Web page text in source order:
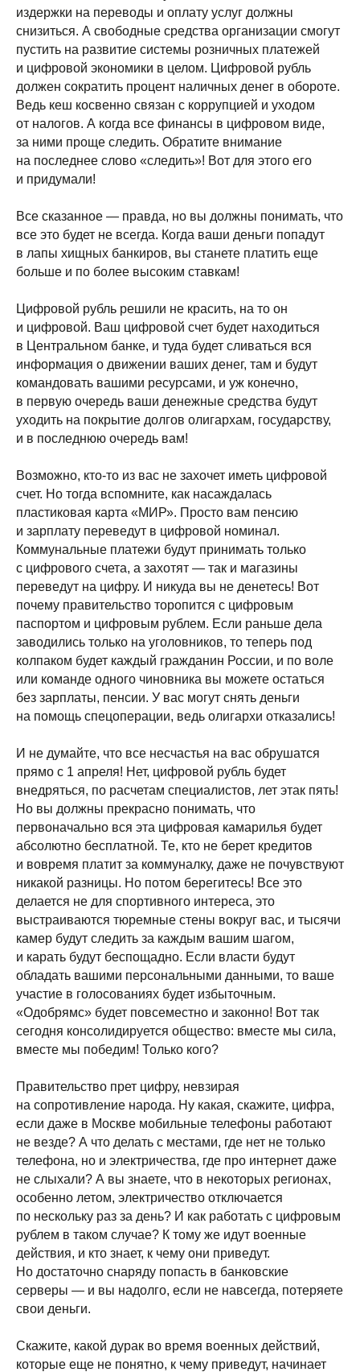
издержки на переводы и оплату услуг должны
снизиться. А свободные средства организации смогут
пустить на развитие системы розничных платежей
и цифровой экономики в целом. Цифровой рубль
должен сократить процент наличных денег в обороте.
Ведь кеш косвенно связан с коррупцией и уходом
от налогов. А когда все финансы в цифровом виде,
за ними проще следить. Обратите внимание
на последнее слово «следить»! Вот для этого его
и придумали!
Все сказанное — правда, но вы должны понимать, что
все это будет не всегда. Когда ваши деньги попадут
в лапы хищных банкиров, вы станете платить еще
больше и по более высоким ставкам!
Цифровой рубль решили не красить, на то он
и цифровой. Ваш цифровой счет будет находиться
в Центральном банке, и туда будет сливаться вся
информация о движении ваших денег, там и будут
командовать вашими ресурсами, и уж конечно,
в первую очередь ваши денежные средства будут
уходить на покрытие долгов олигархам, государству,
и в последнюю очередь вам!
Возможно, кто-то из вас не захочет иметь цифровой
счет. Но тогда вспомните, как насаждалась
пластиковая карта «МИР». Просто вам пенсию
и зарплату переведут в цифровой номинал.
Коммунальные платежи будут принимать только
с цифрового счета, а захотят — так и магазины
переведут на цифру. И никуда вы не денетесь! Вот
почему правительство торопится с цифровым
паспортом и цифровым рублем. Если раньше дела
заводились только на уголовников, то теперь под
колпаком будет каждый гражданин России, и по воле
или команде одного чиновника вы можете остаться
без зарплаты, пенсии. У вас могут снять деньги
на помощь спецоперации, ведь олигархи отказались!
И не думайте, что все несчастья на вас обрушатся
прямо с 1 апреля! Нет, цифровой рубль будет
внедряться, по расчетам специалистов, лет этак пять!
Но вы должны прекрасно понимать, что
первоначально вся эта цифровая камарилья будет
абсолютно бесплатной. Те, кто не берет кредитов
и вовремя платит за коммуналку, даже не почувствуют
никакой разницы. Но потом берегитесь! Все это
делается не для спортивного интереса, это
выстраиваются тюремные стены вокруг вас, и тысячи
камер будут следить за каждым вашим шагом,
и карать будут беспощадно. Если власти будут
обладать вашими персональными данными, то ваше
участие в голосованиях будет избыточным.
«Одобрямс» будет повсеместно и законно! Вот так
сегодня консолидируется общество: вместе мы сила,
вместе мы победим! Только кого?
Правительство прет цифру, невзирая
на сопротивление народа. Ну какая, скажите, цифра,
если даже в Москве мобильные телефоны работают
не везде? А что делать с местами, где нет не только
телефона, но и электричества, где про интернет даже
не слыхали? А вы знаете, что в некоторых регионах,
особенно летом, электричество отключается
по нескольку раз за день? И как работать с цифровым
рублем в таком случае? К тому же идут военные
действия, и кто знает, к чему они приведут.
Но достаточно снаряду попасть в банковские
серверы — и вы надолго, если не навсегда, потеряете
свои деньги.
Скажите, какой дурак во время военных действий,
которые еще не понятно, к чему приведут, начинает